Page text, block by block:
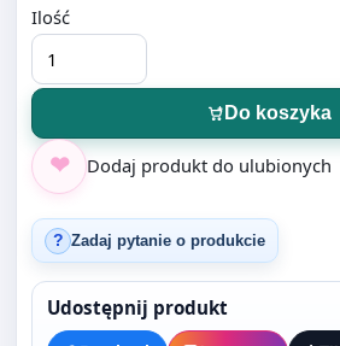
Dodaj produkt do ulubionych
Zadaj pytanie o produkcie
Udostępnij produkt
Facebook
WhatsApp X Pinterest